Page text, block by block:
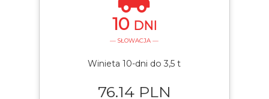
10 DNI
— SŁOWACJA —
Winieta 10-dni do 3,5 t
76.14 PLN